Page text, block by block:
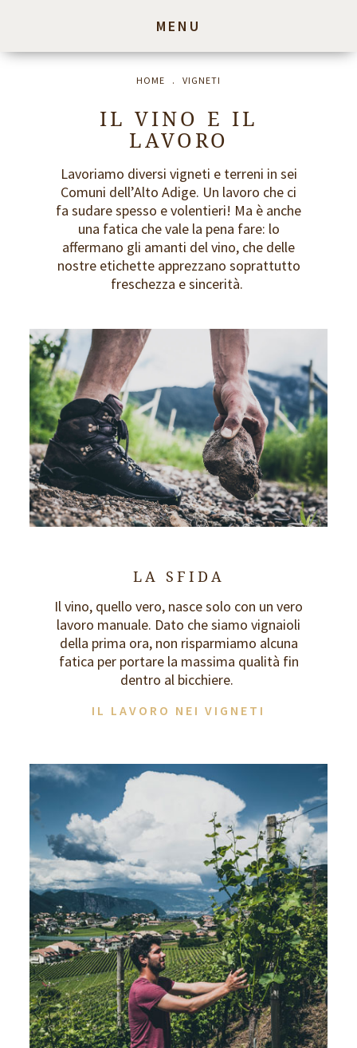
MENU
HOME . VIGNETI
IL VINO E IL
LAVORO
Lavoriamo diversi vigneti e terreni in sei
Comuni dell’Alto Adige. Un lavoro che ci
fa sudare spesso e volentieri! Ma è anche
una fatica che vale la pena fare: lo
affermano gli amanti del vino, che delle
nostre etichette apprezzano soprattutto
freschezza e sincerità.
LA SFIDA
Il vino, quello vero, nasce solo con un vero
lavoro manuale. Dato che siamo vignaioli
della prima ora, non risparmiamo alcuna
fatica per portare la massima qualità fin
dentro al bicchiere.
IL LAVORO NEI VIGNETI